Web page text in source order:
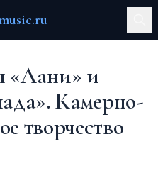
«Лани» и
Камерно-
творчество